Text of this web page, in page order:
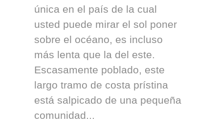
única en el país de la cual
usted puede mirar el sol poner
sobre el océano, es incluso
más lenta que la del este.
Escasamente poblado, este
largo tramo de costa prístina
está salpicado de una pequeña
comunidad...